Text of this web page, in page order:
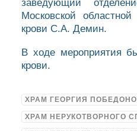
заведующий
Московской
крови С.А. Демин.
В ходе мероприятия
крови.
ХРАМ ГЕОРГИЯ
ХРАМ НЕРУКОТВОРНОГО